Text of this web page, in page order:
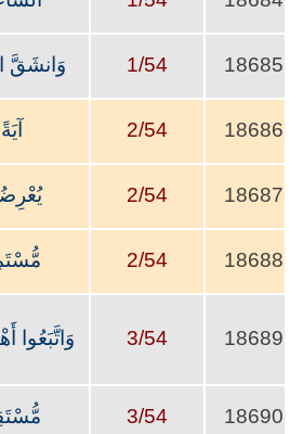
18685
1/54 وَانشَقَّ
18686
2/54 آيَةً
18687
2/54
18688
2/54
18689
3/54 وَاتَّبَعُوا
18690
3/54